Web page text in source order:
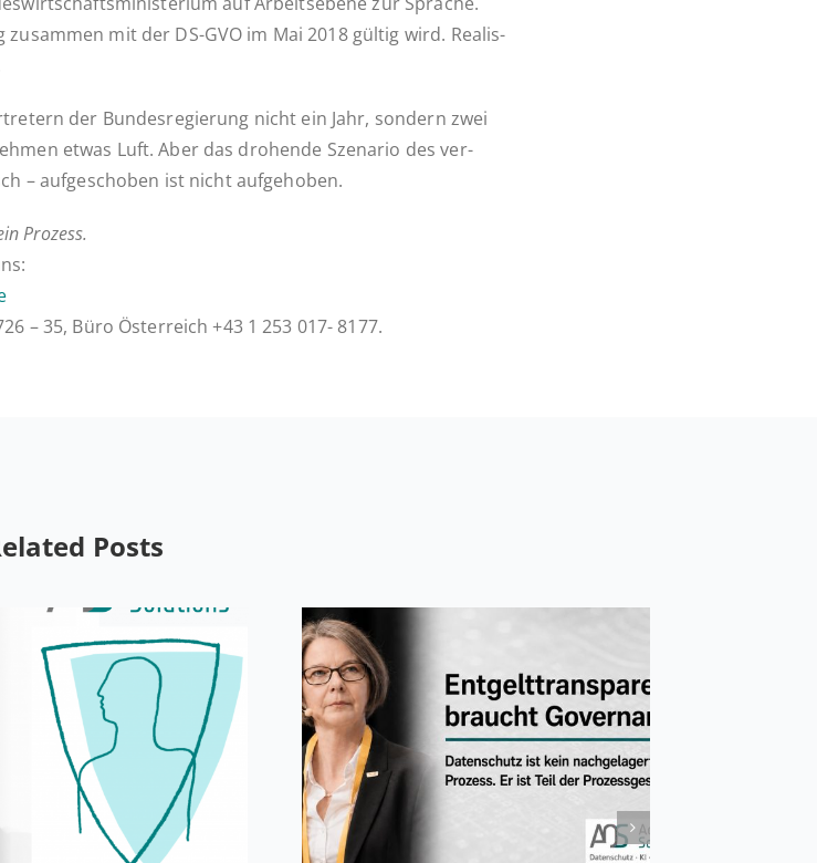
mit der DS-GVO im Mai 2018 gültig wird. Rea­lis­
der Bun­des­re­gie­rung nicht ein Jahr, sondern zwei
etwas Luft. Aber das dro­hen­de Sze­na­rio des ver­
– auf­ge­scho­ben ist nicht aufgehoben.
Prozess.
– 35, Büro Ös­ter­reich +43 1 253 017- 8177.
Posts